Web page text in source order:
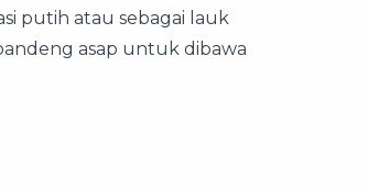
putih atau sebagai lauk
asap untuk dibawa